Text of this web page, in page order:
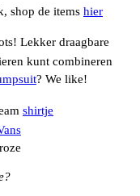
shop de items hier
Lekker draagbare
kunt combineren
? We like!
shirtje